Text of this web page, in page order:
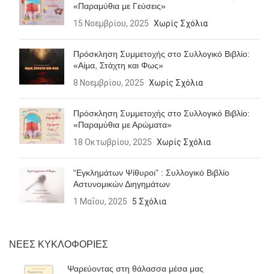
«Παραμύθια με Γεύσεις»
15 Νοεμβρίου, 2025 Χωρίς Σχόλια
Πρόσκληση Συμμετοχής στο Συλλογικό Βιβλίο:
«Αίμα, Στάχτη και Φως»
8 Νοεμβρίου, 2025 Χωρίς Σχόλια
Πρόσκληση Συμμετοχής στο Συλλογικό Βιβλίο:
«Παραμύθια με Αρώματα»
18 Οκτωβρίου, 2025 Χωρίς Σχόλια
“Εγκλημάτων Ψίθυροι” : Συλλογικό Βιβλίο
Αστυνομικών Διηγημάτων
1 Μαΐου, 2025
5 Σχόλια
ΝΕΕΣ ΚΥΚΛΟΦΟΡΙΕΣ
Ψαρεύοντας στη θάλασσα μέσα μας